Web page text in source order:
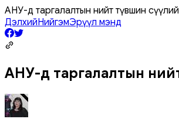
АНУ-д таргалалтын нийт түвшин
ДэлхийНийгэмЭрүүл мэнд
АНУ-д таргалалтын нийт